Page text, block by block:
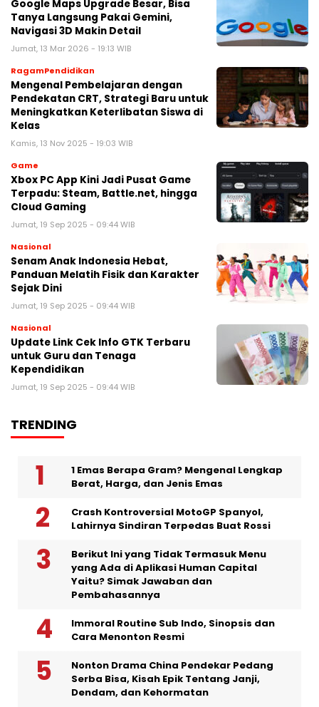
Google Maps Upgrade Besar, Bisa
Tanya Langsung Pakai Gemini,
Navigasi 3D Makin Detail
Jumat, 13 Mar 2026 - 19:13 WIB
RagamPendidikan
Mengenal Pembelajaran dengan
Pendekatan CRT, Strategi Baru untuk
Meningkatkan Keterlibatan Siswa di
Kelas
Kamis, 13 Nov 2025 - 19:03 WIB
Game
Xbox PC App Kini Jadi Pusat Game
Terpadu: Steam, Battle.net, hingga
Cloud Gaming
Jumat, 19 Sep 2025 - 09:44 WIB
Nasional
Senam Anak Indonesia Hebat,
Panduan Melatih Fisik dan Karakter
Sejak Dini
Jumat, 19 Sep 2025 - 09:44 WIB
Nasional
Update Link Cek Info GTK Terbaru
untuk Guru dan Tenaga
Kependidikan
Jumat, 19 Sep 2025 - 09:44 WIB
TRENDING
1 Emas Berapa Gram? Mengenal Lengkap
Berat, Harga, dan Jenis Emas
Crash Kontroversial MotoGP Spanyol,
Lahirnya Sindiran Terpedas Buat Rossi
Berikut Ini yang Tidak Termasuk Menu
yang Ada di Aplikasi Human Capital
Yaitu? Simak Jawaban dan
Pembahasannya
Immoral Routine Sub Indo, Sinopsis dan
Cara Menonton Resmi
Nonton Drama China Pendekar Pedang
Serba Bisa, Kisah Epik Tentang Janji,
Dendam, dan Kehormatan